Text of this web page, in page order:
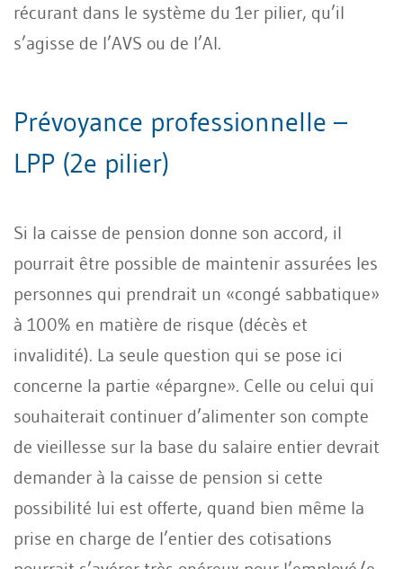
récurant dans le système du 1er pilier, qu’il
s’agisse de l’AVS ou de l’AI.
Prévoyance professionnelle –
LPP (2e pilier)
Si la caisse de pension donne son accord, il
pourrait être possible de maintenir assurées les
personnes qui prendrait un «congé sabbatique»
à 100% en matière de risque (décès et
invalidité). La seule question qui se pose ici
concerne la partie «épargne». Celle ou celui qui
souhaiterait continuer d’alimenter son compte
de vieillesse sur la base du salaire entier devrait
demander à la caisse de pension si cette
possibilité lui est offerte, quand bien même la
prise en charge de l’entier des cotisations